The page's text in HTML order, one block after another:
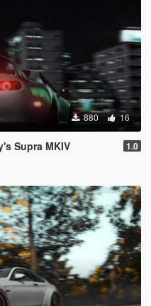
880 16
Supra MKIV 1.0